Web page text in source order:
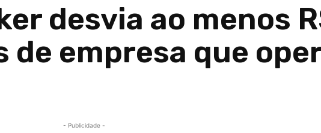
desvia ao menos
de empresa que
- Publicidade -